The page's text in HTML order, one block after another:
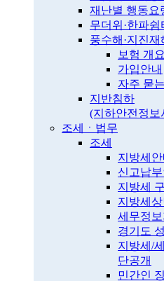
재난별 행동요
무더위·한파쉼
풍수해·지진재
보험 개요
가입안내
자주 묻
지반침하
(지하안전정보
조세ㆍ법무
조세
지방세안
신고납부
지방세
지방세
세무정
경기도
지방세/
단공개
민간인